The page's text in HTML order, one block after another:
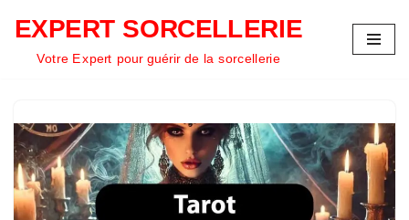
EXPERT SORCELLERIE
Votre Expert pour guérir de la sorcellerie